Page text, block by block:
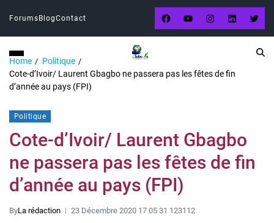
Forums BlogContact
Home
Politique
Cote-d’Ivoir/ Laurent Gbagbo ne passera pas les fêtes de fin
d’année au pays (FPI)
Politique
Cote-d’Ivoir/ Laurent Gbagbo
ne passera pas les fêtes de fin
d’année au pays (FPI)
ByLa rédaction 23 Décembre 2020 17 05 31 123112